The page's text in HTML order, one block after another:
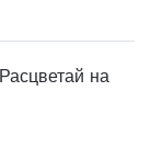
на